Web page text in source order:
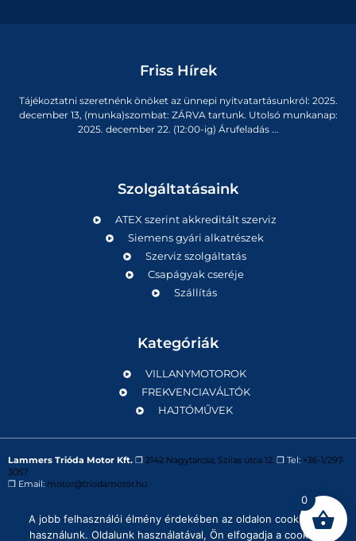
Friss Hírek
Tájékoztatni szeretnénk önöket az ünnepi nyitvatartásunkról: 2025.
december 13, (munka)szombat: ZÁRVA tartunk. Utolsó munkanap:
2025. december 22. (12:00-ig) Árufeladás ...
Szolgáltatásaink
ATEX szerint akkreditált szerviz
Siemens gyári alkatrészek
Szerviz szolgáltatás
Csapágyak cseréje
Szállítás
Kategóriák
VILLANYMOTOROK
FREKVENCIAVÁLTÓK
HAJTÓMŰVEK
Lammers Trióda Motor Kft. ❒ 2142 Nagytarcsa, Szilas utca 12. ❒ Tel: +36-1/297-
3057
❒ Email: motor@triodamotor.hu
Powered byDigit-Now Kft.
0
A jobb felhasználói élmény érdekében az oldalon cookie-kat
használunk. Oldalunk használatával, Ön elfogadja a cookie-k